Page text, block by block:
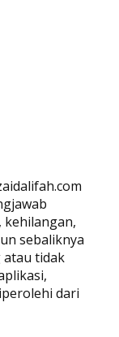
kehilangan,
sebaliknya
atau tidak
dari